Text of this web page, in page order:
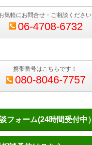
気軽にお問合せ・ご相談ください
06-4708-6732
携帯番号はこちらです！
080-8046-7757
フォーム(24時間受付中）